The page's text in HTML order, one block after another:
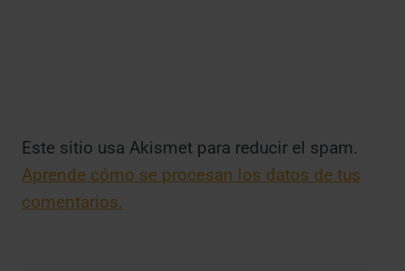
Este sitio usa Akismet para reducir el spam.
Aprende cómo se procesan los datos de tus
comentarios.